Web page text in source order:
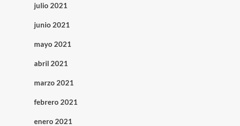
julio 2021
junio 2021
mayo 2021
abril 2021
marzo 2021
febrero 2021
enero 2021